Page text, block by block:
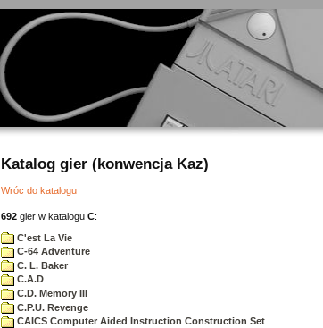
Katalog gier (konwencja Kaz)
Wróc do katalogu
692 gier w katalogu C:
C'est La Vie
C-64 Adventure
C. L. Baker
C.A.D
C.D. Memory III
C.P.U. Revenge
CAICS Computer Aided Instruction Construction Set